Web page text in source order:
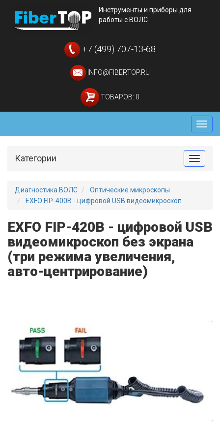
Инструменты и приборы для
работы с ВОЛС
+7 (499) 707-13-68
INFO@FIBERTOP.RU
ТОВАРОВ: 0
Меню
Toggle
Категории
Диагностика ВОЛС
Оптические микроскопы
EXFO FIP-400B - цифровой USB видеомикроскоп
EXFO FIP-420B - цифровой USB
видеомикроскоп без экрана
(три режима увеличения,
авто-центрирование)